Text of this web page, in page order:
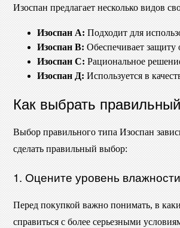
Изоспан предлагает несколько видов
Изоспан А: Подходит для
Изоспан В: Обеспечивает защиту
Изоспан С: Рациональное
Изоспан Д: Используется в
Как выбрать
Выбор правильного типа Изоспан
сделать правильный выбор:
1. Оцените уровень влажности
Перед покупкой важно понимать, в
справиться с более серьезными